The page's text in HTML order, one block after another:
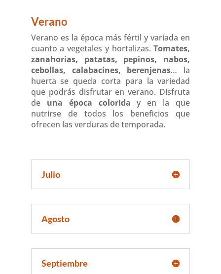
Verano
Verano es la época más fértil y variada en
cuanto a vegetales y hortalizas.Tomates,
zanahorias, patatas, pepinos, nabos,
cebollas, calabacines, berenjenas… la
huerta se queda corta para la variedad
que podrás disfrutar en verano. Disfruta
de una época colorida y en la que
nutrirse de todos los beneficios que
ofrecen las verduras de temporada.
Julio
Agosto
Septiembre